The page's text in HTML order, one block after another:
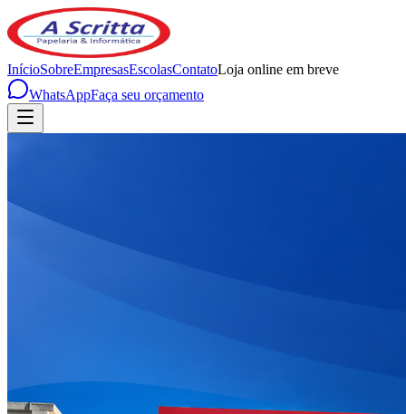
InícioSobreEmpresasEscolasContatoLoja online em breve
WhatsAppFaça seu orçamento